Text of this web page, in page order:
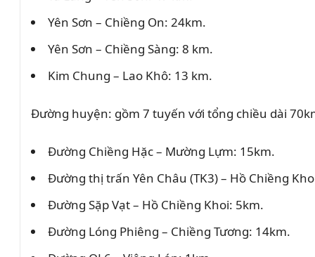
Yên Sơn – Chiềng On: 24km.
Yên Sơn – Chiềng Sàng: 8 km.
Kim Chung – Lao Khô: 13 km.
Đường huyện: gồm 7 tuyến với tổng chiều dài
Đường Chiềng Hặc – Mường Lựm: 15km.
Đường thị trấn Yên Châu (TK3) – Hồ Chiềng
Đường Sặp Vạt – Hồ Chiềng Khoi: 5km.
Đường Lóng Phiêng – Chiềng Tương: 14km.